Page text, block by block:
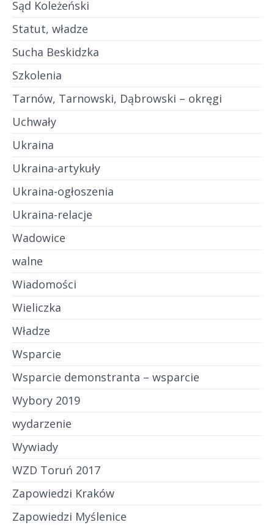
Sąd Koleżeński
Statut, władze
Sucha Beskidzka
Szkolenia
Tarnów, Tarnowski, Dąbrowski – okręgi
Uchwały
Ukraina
Ukraina-artykuły
Ukraina-ogłoszenia
Ukraina-relacje
Wadowice
walne
Wiadomości
Wieliczka
Władze
Wsparcie
Wsparcie demonstranta – wsparcie
Wybory 2019
wydarzenie
Wywiady
WZD Toruń 2017
Zapowiedzi Kraków
Zapowiedzi Myślenice